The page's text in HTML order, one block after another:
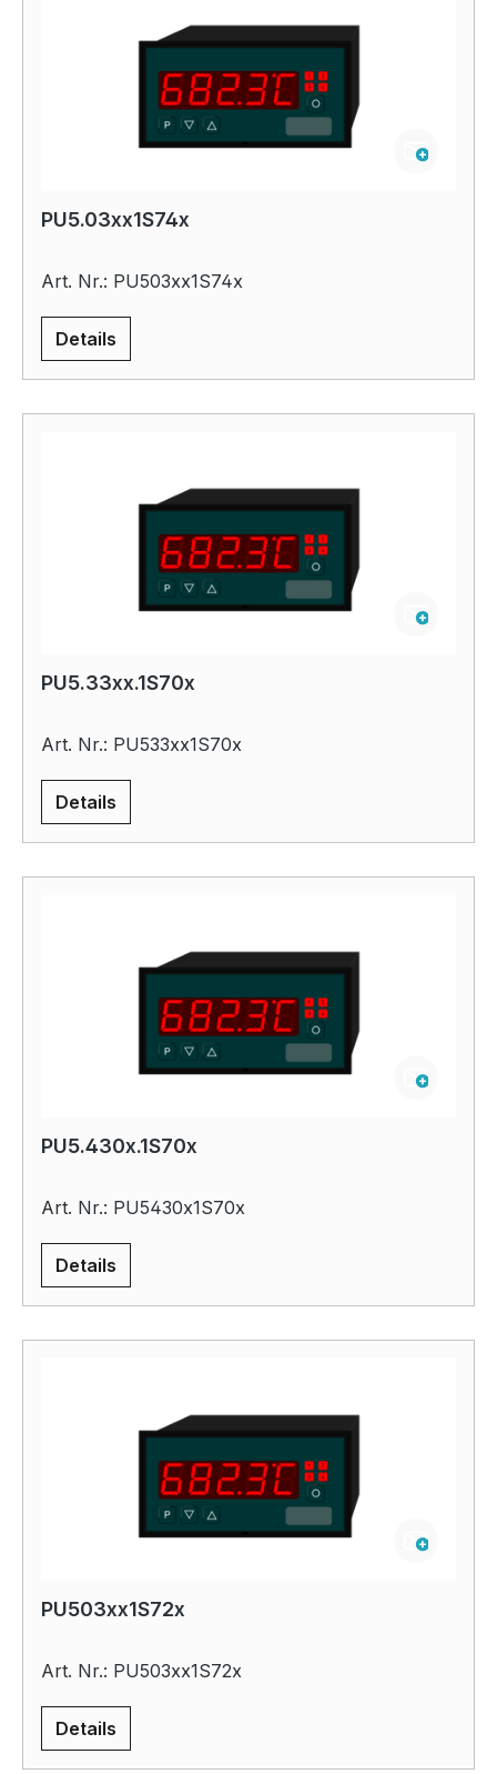
PU5.03xx1S74x
Art. Nr.: PU503xx1S74x
Details
PU5.33xx.1S70x
Art. Nr.: PU533xx1S70x
Details
PU5.430x.1S70x
Art. Nr.: PU5430x1S70x
Details
PU503xx1S72x
Art. Nr.: PU503xx1S72x
Details